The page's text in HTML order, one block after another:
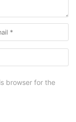
browser for the